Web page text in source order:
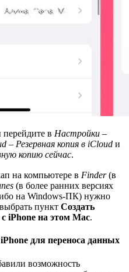
в Настройки –
– Резервная копия в iCloud и
копию сейчас.
на компьютере в Finder(в
(в более ранних версиях
на Windows-ПК) нужно
пункт Создать
iPhone на этом Mac.
для переноса данных
возможность